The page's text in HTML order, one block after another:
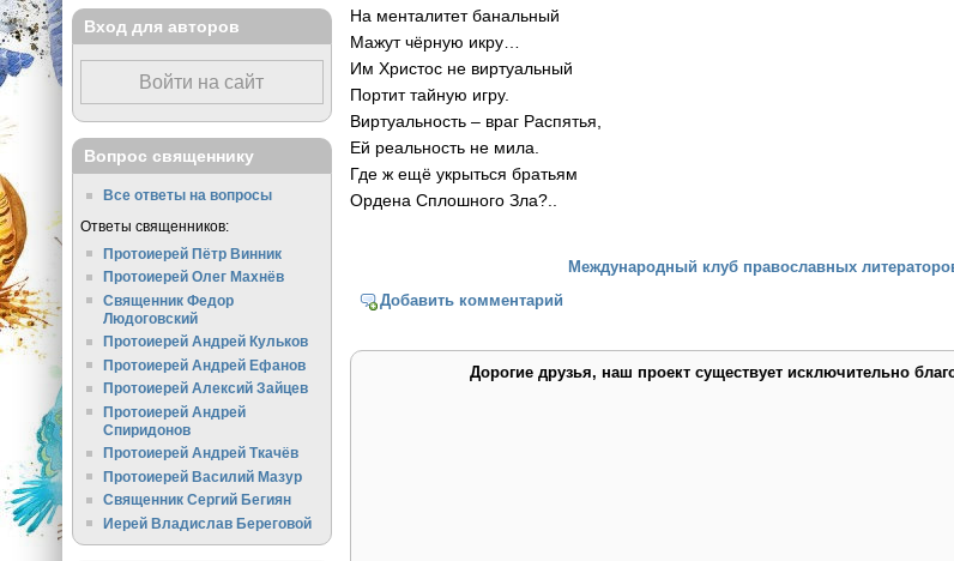
На менталитет банальный
Мажут чёрную икру…
Им Христос не виртуальный
Портит тайную игру.
Виртуальность – враг Распятья,
Ей реальность не мила.
Где ж ещё укрыться братьям
Ордена Сплошного Зла?..
Международный клуб православных
Добавить комментарий
Дорогие друзья, наш проект существует исключительно
Вход для авторов
Войти на сайт
Вопрос священнику
Все ответы на вопросы
Ответы священников:
Протоиерей Пётр Винник
Протоиерей Олег Махнёв
Священник Федор
Людоговский
Протоиерей Андрей Кульков
Протоиерей Андрей Ефанов
Протоиерей Алексий Зайцев
Протоиерей Андрей
Спиридонов
Протоиерей Андрей Ткачёв
Протоиерей Василий Мазур
Священник Сергий Бегиян
Иерей Владислав Береговой